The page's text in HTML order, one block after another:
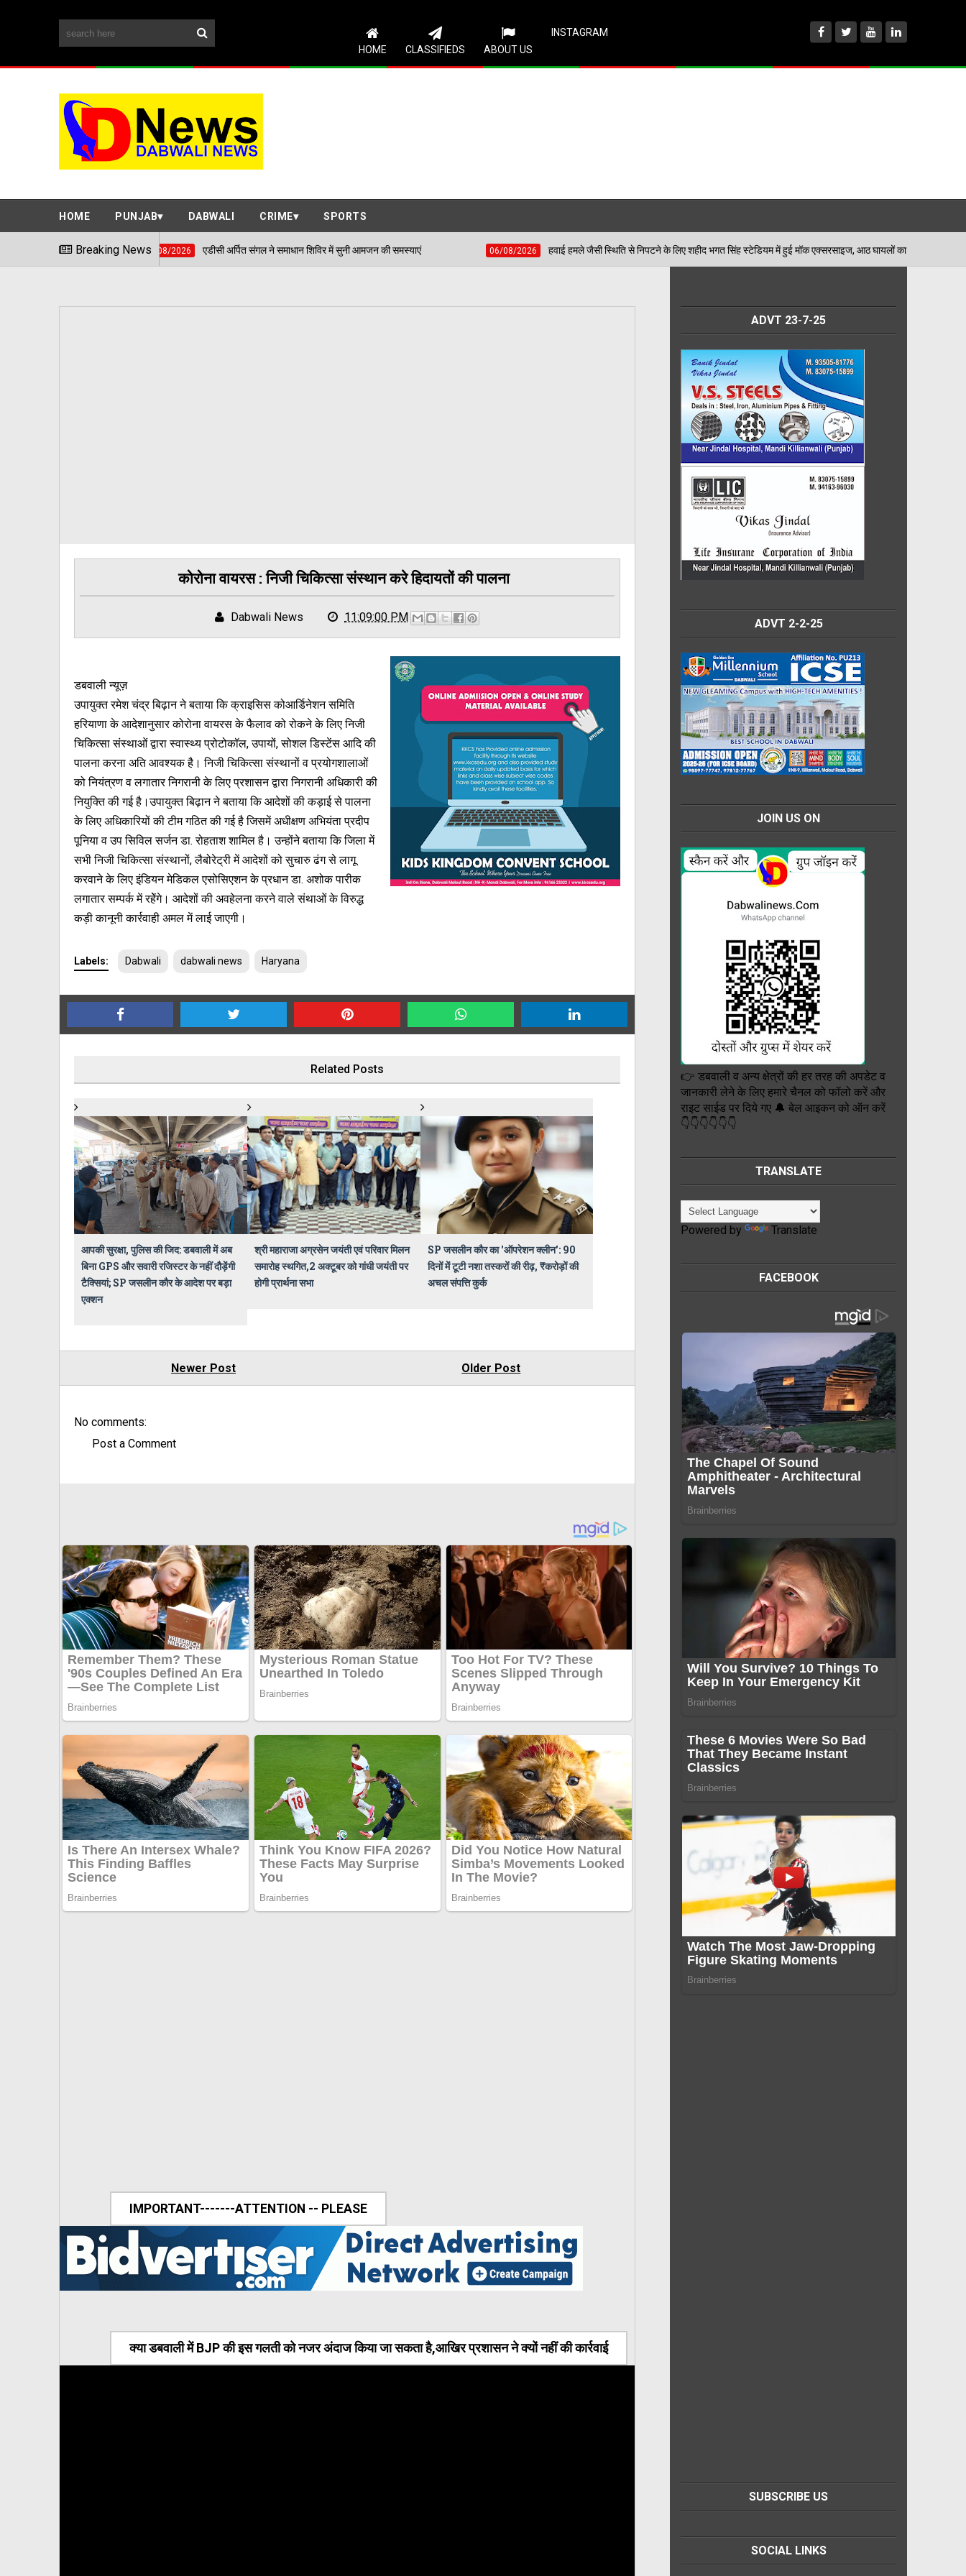
HOME CLASSIFIEDS ABOUT US
INSTAGRAM
HOME PUNJAB DABWALI CRIME SPORTS
Breaking News
06/08/2026 एडीसी अर्पित संगल ने समाधान शिविर में सुनी आमजन की समस्याएं 06/08/2026 हवाई हमले जैसी स्थिति से निपटने के लिए शहीद भगत सिंह स्टेडियम में हुई मॉक एक्सरसाइज, आठ घायलों का किया गया रेस्क्यू
कोरोना वायरस : निजी चिकित्सा संस्थान करे हिदायतों की पालना
Dabwali News 11:09:00 PM
डबवाली न्यूज़
उपायुक्त रमेश चंद्र बिढ़ान ने बताया कि क्राइसिस कोआर्डिनेशन समिति
हरियाणा के आदेशानुसार कोरोना वायरस के फैलाव को रोकने के लिए निजी
चिकित्सा संस्थाओं द्वारा स्वास्थ्य प्रोटोकॉल, उपायों, सोशल डिस्टेंस आदि की
पालना करना अति आवश्यक है। निजी चिकित्सा संस्थानों व प्रयोगशालाओं
को नियंत्रण व लगातार निगरानी के लिए प्रशासन द्वारा निगरानी अधिकारी की
नियुक्ति की गई है।उपायुक्त बिढ़ान ने बताया कि आदेशों की कड़ाई से पालना
के लिए अधिकारियों की टीम गठित की गई है जिसमें अधीक्षण अभियंता प्रदीप
पूनिया व उप सिविल सर्जन डा. रोहताश शामिल है। उन्होंने बताया कि जिला में
सभी निजी चिकित्सा संस्थानों, लैबोरेट्री में आदेशों को सुचारु ढंग से लागू
करवाने के लिए इंडियन मेडिकल एसोसिएशन के प्रधान डा. अशोक पारीक
लगातार सम्पर्क में रहेेंगे। आदेशों की अवहेलना करने वाले संथाओं के विरुद्ध
कड़ी कानूनी कार्रवाही अमल में लाई जाएगी।
Labels: Dabwali dabwali news Haryana
Related Posts
आपकी सुरक्षा, पुलिस की जिद: डबवाली में अब
बिना GPS और सवारी रजिस्टर के नहीं दौड़ेंगी
टैक्सियां; SP जसलीन कौर के आदेश पर बड़ा
एक्शन
श्री महाराजा अग्रसेन जयंती एवं परिवार मिलन
समारोह स्थगित,2 अक्टूबर को गांधी जयंती पर
होगी प्रार्थना सभा
SP जसलीन कौर का 'ऑपरेशन क्लीन': 90
दिनों में टूटी नशा तस्करों की रीढ़, ₹करोड़ों की
अचल संपत्ति कुर्क
Newer Post Older Post
No comments:
Post a Comment
IMPORTANT-------ATTENTION -- PLEASE
क्या डबवाली में BJP की इस गलती को नजर अंदाज किया जा सकता है,आखिर प्रशासन ने क्यों नहीं की कार्रवाई
ADVT 23-7-25
ADVT 2-2-25
JOIN US ON
👉 डबवाली व अन्य क्षेत्रों की हर तरह की अपडेट व
जानकारी लेने के लिए हमारे चैनल को फॉलो करें और
राइट साईड पर दिये गए 🔔 बेल आइकन को ऑन करें
👇👇👇👇👇👇
TRANSLATE
Powered by Translate
FACEBOOK
SUBSCRIBE US
SOCIAL LINKS